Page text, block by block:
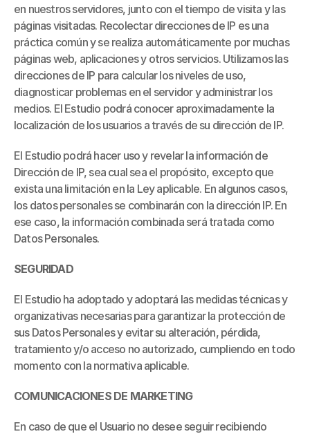
en nuestros servidores, junto con el tiempo de visita y las
páginas visitadas. Recolectar direcciones de IP es una
práctica común y se realiza automáticamente por muchas
páginas web, aplicaciones y otros servicios. Utilizamos las
direcciones de IP para calcular los niveles de uso,
diagnosticar problemas en el servidor y administrar los
medios. El Estudio podrá conocer aproximadamente la
localización de los usuarios a través de su dirección de IP.
El Estudio podrá hacer uso y revelar la información de
Dirección de IP, sea cual sea el propósito, excepto que
exista una limitación en la Ley aplicable. En algunos casos,
los datos personales se combinarán con la dirección IP. En
ese caso, la información combinada será tratada como
Datos Personales.
SEGURIDAD
El Estudio ha adoptado y adoptará las medidas técnicas y
organizativas necesarias para garantizar la protección de
sus Datos Personales y evitar su alteración, pérdida,
tratamiento y/o acceso no autorizado, cumpliendo en todo
momento con la normativa aplicable.
COMUNICACIONES DE MARKETING
En caso de que el Usuario no desee seguir recibiendo